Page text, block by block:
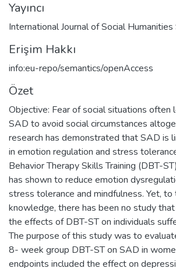
Yayıncı
International Journal of Social
Erişim Hakkı
info:eu-repo/semantics/openAccess
Özet
Objective: Fear of social situations often
SAD to avoid social circumstances
research has demonstrated that SAD is
in emotion regulation and stress
Behavior Therapy Skills Training (DBT-
has shown to reduce emotion
stress tolerance and mindfulness. Yet,
knowledge, there has been no study
the effects of DBT-ST on individuals
The purpose of this study was to
8- week group DBT-ST on SAD in
endpoints included the effect on